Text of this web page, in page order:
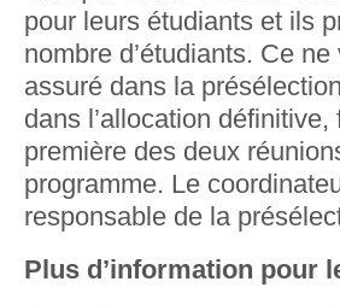
pour leurs étudiants et ils
nombre d’étudiants. Ce
assuré dans la
dans l’allocation
première des deux
programme. Le
responsable de la
Plus d’information pour